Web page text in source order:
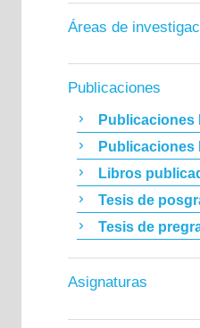
Áreas de
Publicaciones
Publicaciones
Publicaciones
Libros
Tesis de
Tesis de
Asignaturas